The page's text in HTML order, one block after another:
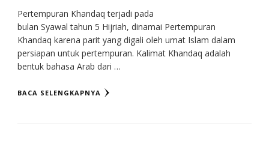
Pertempuran Khandaq terjadi pada
bulan Syawal tahun 5 Hijriah, dinamai Pertempuran
Khandaq karena parit yang digali oleh umat Islam dalam
persiapan untuk pertempuran. Kalimat Khandaq adalah
bentuk bahasa Arab dari …
BACA SELENGKAPNYA